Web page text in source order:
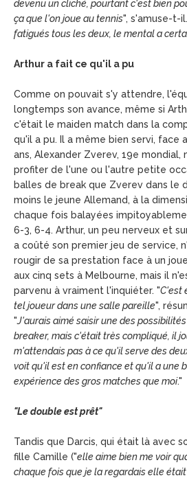
devenu un cliché, pourtant c'est bien
ça que l'on joue au tennis", s'amuse-t-
fatigués tous les deux, le mental a
Arthur a fait ce qu'il a pu
Comme on pouvait s'y attendre,
longtemps son avance, même si
c'était le maiden match dans la
qu'il a pu. Il a même bien servi, face
ans, Alexander Zverev, 19e mondial,
profiter de l'une ou l'autre petite
balles de break que Zverev dans le
moins le jeune Allemand, à la
chaque fois balayées
6-3, 6-4. Arthur, un peu nerveux et
a coûté son premier jeu de service,
rougir de sa prestation face à un
aux cinq sets à Melbourne, mais il
parvenu à vraiment l'inquiéter. "C'est
tel joueur dans une salle pareille",
"J'aurais aimé saisir une des
breaker, mais c'était très compliqué, il
m'attendais pas à ce qu'il serve des
voit qu'il est en confiance et qu'il a une
expérience des gros matches que moi."
"Le double est prêt"
Tandis que Darcis, qui était là avec
fille Camille ("elle aime bien me voir
chaque fois que je la regardais elle